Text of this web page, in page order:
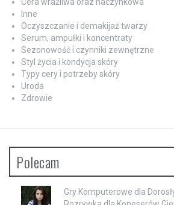
Cera wrażliwa oraz naczynkowa
Inne
Oczyszczanie i demakijaż twarzy
Serum, ampułki i koncentraty
Sezonowość i czynniki zewnętrzne
Styl życia i kondycja skóry
Typy cery i potrzeby skóry
Uroda
Zdrowie
Polecam
Gry Komputerowe dla